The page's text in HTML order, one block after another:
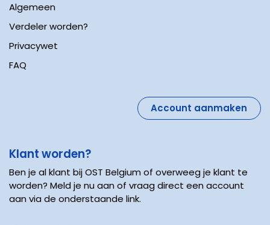
Algemeen
Verdeler worden?
Privacywet
FAQ
Account aanmaken
Klant worden?
Ben je al klant bij OST Belgium of overweeg je klant te
worden? Meld je nu aan of vraag direct een account
aan via de onderstaande link.